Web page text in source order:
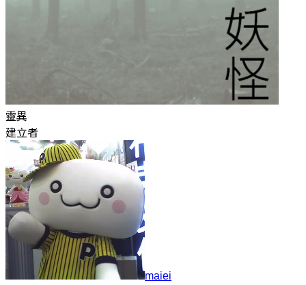
靈異
建立者
maiei